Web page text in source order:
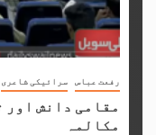
رفعت عباس سرائیکی شاعری
مقامی دانش اور
مکالمہ